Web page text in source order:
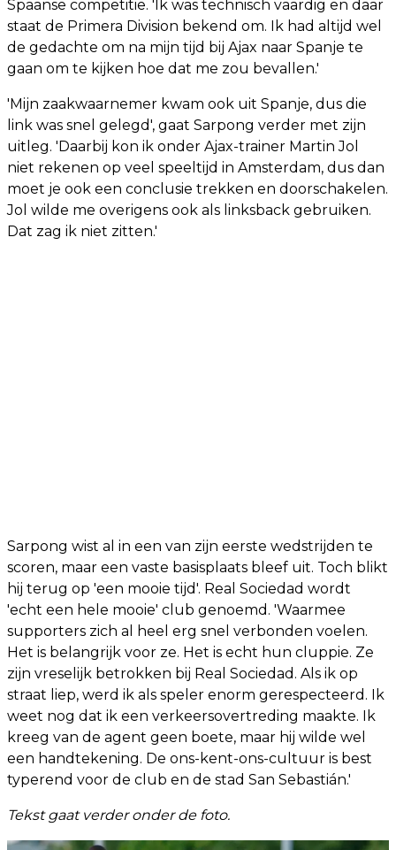
Spaanse competitie. 'Ik was technisch vaardig en daar
staat de Primera Division bekend om. Ik had altijd wel
de gedachte om na mijn tijd bij Ajax naar Spanje te
gaan om te kijken hoe dat me zou bevallen.'
'Mijn zaakwaarnemer kwam ook uit Spanje, dus die
link was snel gelegd', gaat Sarpong verder met zijn
uitleg. 'Daarbij kon ik onder Ajax-trainer Martin Jol
niet rekenen op veel speeltijd in Amsterdam, dus dan
moet je ook een conclusie trekken en doorschakelen.
Jol wilde me overigens ook als linksback gebruiken.
Dat zag ik niet zitten.'
Sarpong wist al in een van zijn eerste wedstrijden te
scoren, maar een vaste basisplaats bleef uit. Toch blikt
hij terug op 'een mooie tijd'. Real Sociedad wordt
'echt een hele mooie' club genoemd. 'Waarmee
supporters zich al heel erg snel verbonden voelen.
Het is belangrijk voor ze. Het is echt hun cluppie. Ze
zijn vreselijk betrokken bij Real Sociedad. Als ik op
straat liep, werd ik als speler enorm gerespecteerd. Ik
weet nog dat ik een verkeersovertreding maakte. Ik
kreeg van de agent geen boete, maar hij wilde wel
een handtekening. De ons-kent-ons-cultuur is best
typerend voor de club en de stad San Sebastián.'
Tekst gaat verder onder de foto.